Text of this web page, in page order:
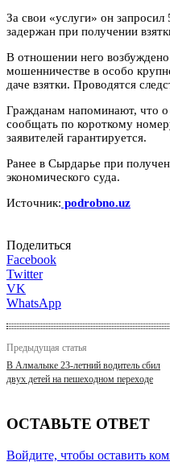
За свои «услуги» он
задержан при получении
В отношении него
мошенничестве в особо
даче взятки. Проводятся
Гражданам напоминают, что
сообщать по короткому
заявителей гарантируется.
Ранее в Сырдарье при
экономического суда.
Источник: podrobno.uz
Поделиться
Facebook
Twitter
VK
WhatsApp
Предыдущая статья
В Алмалыке 23-летний водитель сбил
двух детей на пешеходном переходе
ОСТАВЬТЕ ОТВЕТ
Войдите, чтобы оставить